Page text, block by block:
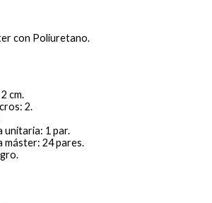
con Poliuretano.
cm.
2.
unitaria: 1 par.
máster: 24 pares.